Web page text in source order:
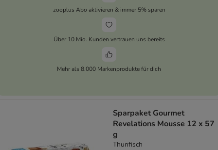
zooplus Abo aktivieren & immer 5% sparen
Über 10 Mio. Kunden vertrauen uns bereits
Mehr als 8.000 Markenprodukte für dich
Sparpaket Gourmet
Revelations Mousse 12 x 57
g
Thunfisch